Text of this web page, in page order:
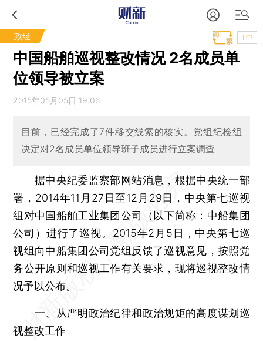
政经 T中
中国船舶巡视整改情况 2名成员单
位领导被立案
2015年05月05日 19:06
目前，已经完成了7件移交线索的核实。党组纪检组
决定对2名成员单位领导班子成员进行立案调查
据中央纪委监察部网站消息，根据中央统一部
署，2014年11月27日至12月29日，中央第七巡视
组对中国船舶工业集团公司（以下简称：中船集团
公司）进行了巡视。2015年2月5日，中央第七巡
视组向中船集团公司党组反馈了巡视意见，按照党
务公开原则和巡视工作有关要求，现将巡视整改情
况予以公布。
一、从严明政治纪律和政治规矩的高度谋划巡
视整改工作